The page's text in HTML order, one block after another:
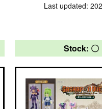
Last updated:
Stock: 〇